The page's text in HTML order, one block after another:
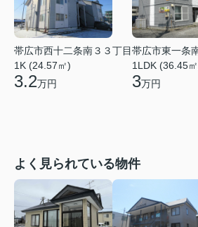
帯広市西十二条南３３丁目
1K (24.57㎡)
3.2万円
帯広市東一条
1LDK (36.45
3万円
よく見られている物件